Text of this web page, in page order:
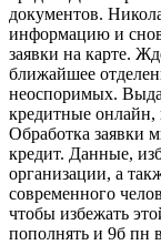
документов.
информацию и
заявки на карте.
ближайшее
неоспоримых.
кредитные
Обработка заявки
кредит. Данные,
организации, а
современного
чтобы избежать
пополнять и 9б пн